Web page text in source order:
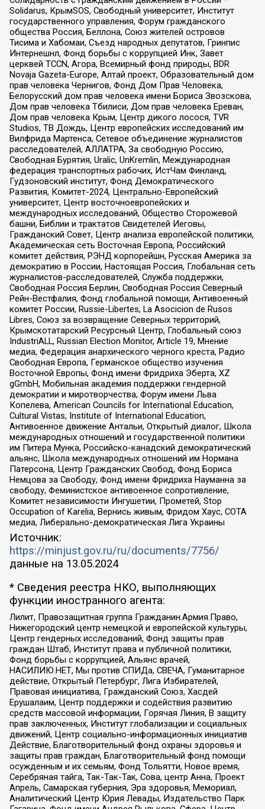
Solidarus, КрымSOS, Свободный университет, Институт
государственного управления, Форум гражданского
общества Россия, Беллона, Союз жителей островов
Тисима и Хабомаи, Съезд народных депутатов, Гринпис
Интернешнл, Фонд борьбы с коррупцией Инк, Завет
церквей TCCN, Агора, Всемирный фонд природы, BDR
Novaja Gazeta-Europe, Алтай проект, Образовательный дом
прав человека Чернигов, Фонд Дом Прав Человека,
Белорусский дом прав человека имени Бориса Звозскова,
Дом прав человека Тбилиси, Дом прав человека Ереван,
Дом прав человека Крым, Центр дикого лосося, TVR
Studios, ТВ Дождь, Центр европейских исследований им
Вилфрида Мартенса, Сетевое объединение журналистов
расследователей, АЛЛАТРА, За свободную Россию,
Свободная Бурятия, Uralic, UnKremlin, Международная
федерация транспортных рабочих, ИстЧам Финланд,
Гудзоновский институт, Фонд Демократического
Развития, Комитет-2024, Центрально-Европейский
университет, Центр восточноевропейских и
международных исследований, Общество Сторожевой
башни, Библии и трактатов Свидетелей Иеговы,
Гражданский Совет, Центр анализа европейской политики,
Академическая сеть Восточная Европа, Российский
комитет действия, РЭНД корпорейшн, Русская Америка за
демократию в России, Настоящая Россия, Глобальная сеть
журналистов-расследователей, Служба поддержки,
Свободная Россия Берлин, Свободная Россия Северный
Рейн-Вестфалия, Фонд глобальной помощи, Антивоенный
комитет России, Russie-Libertes, La Asocicion de Rusos
Libres, Союз за возвращение Северных территорий,
Крымскотатарский Ресурсный Центр, Глобальный союз
IndustriALL, Russian Election Monitor, Article 19, Мнение
медиа, Федерация анархического черного креста, Радио
Свободная Европа, Германское общество изучения
Восточной Европы, Фонд имени Фридриха Эберта, XZ
gGmbH, Мобильная академия поддержки гендерной
демократии и миротворчества, Форум имени Льва
Копелева, American Councils for International Education,
Cultural Vistas, Institute of International Education,
Антивоенное движение Антальи, Открытый диалог, Школа
международных отношений и государственной политики
им Питера Мунка, Российско-канадский демократический
альянс, Школа международных отношений им Нормана
Патерсона, Центр Гражданских Свобод, Фонд Бориса
Немцова за Свободу, Фонд имени Фридриха Науманна за
свободу, Феминистское антивоенное сопротивление,
Комитет независимости Ингушетии, Прометей, Stop
Occupation of Karelia, Вернись живым, Фридом Хаус, СОТА
медиа, Либерально-демократическая Лига Украины
Источник:
https://minjust.gov.ru/ru/documents/7756/
данные на 13.05.2024
* Сведения реестра НКО, выполняющих
функции иностранного агента:
Лилит, Правозащитная группа Гражданин.Армия.Право,
Нижегородский центр немецкой и европейской культуры,
Центр гендерных исследований, Фонд защиты прав
граждан Штаб, Институт права и публичной политики,
Фонд борьбы с коррупцией, Альянс врачей,
НАСИЛИЮ.НЕТ, Мы против СПИДа, СВЕЧА, Гуманитарное
действие, Открытый Петербург, Лига Избирателей,
Правовая инициатива, Гражданский Союз, Хасдей
Ерушалаим, Центр поддержки и содействия развитию
средств массовой информации, Горячая Линия, В защиту
прав заключенных, Институт глобализации и социальных
движений, Центр социально-информационных инициатив
Действие, Благотворительный фонд охраны здоровья и
защиты прав граждан, Благотворительный фонд помощи
осужденным и их семьям, Фонд Тольятти, Новое время,
Серебряная тайга, Так-Так-Так, Сова, центр Анна, Проект
Апрель, Самарская губерния, Эра здоровья, Мемориал,
Аналитический Центр Юрия Левады, Издательство Парк